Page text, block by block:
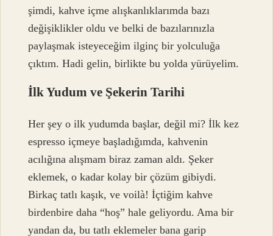
şimdi, kahve içme alışkanlıklarımda bazı
değişiklikler oldu ve belki de bazılarınızla
paylaşmak isteyeceğim ilginç bir yolculuğa
çıktım. Hadi gelin, birlikte bu yolda yürüyelim.
İlk Yudum ve Şekerin Tarihi
Her şey o ilk yudumda başlar, değil mi? İlk kez
espresso içmeye başladığımda, kahvenin
acılığına alışmam biraz zaman aldı. Şeker
eklemek, o kadar kolay bir çözüm gibiydi.
Birkaç tatlı kaşık, ve voilà! İçtiğim kahve
birdenbire daha “hoş” hale geliyordu. Ama bir
yandan da, bu tatlı eklemeler bana garip